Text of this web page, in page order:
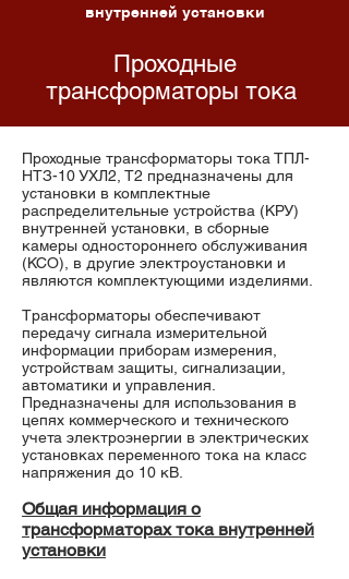
внутренней установки
Проходные
трансформаторы тока
Проходные трансформаторы тока ТПЛ-
НТЗ-10 УХЛ2, Т2 предназначены для
установки в комплектные
распределительные устройства (КРУ)
внутренней установки, в сборные
камеры одностороннего обслуживания
(КСО), в другие электроустановки и
являются комплектующими изделиями.
Трансформаторы обеспечивают
передачу сигнала измерительной
информации приборам измерения,
устройствам защиты, сигнализации,
автоматики и управления.
Предназначены для использования в
цепях коммерческого и технического
учета электроэнергии в электрических
установках переменного тока на класс
напряжения до 10 кВ.
Общая информация о
трансформаторах тока внутренней
установки